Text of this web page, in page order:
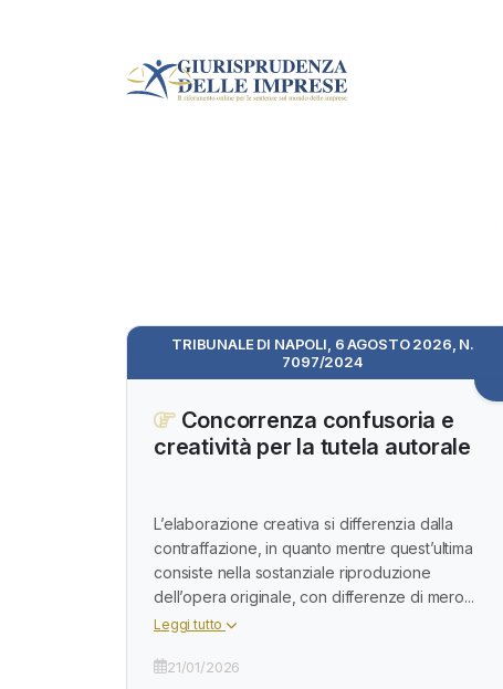
TRIBUNALE DI NAPOLI, 6 AGOSTO 2026, N.
7097/2024
Concorrenza confusoria e
creatività per la tutela autorale
L’elaborazione creativa si differenzia dalla
contraffazione, in quanto mentre quest’ultima
consiste nella sostanziale riproduzione
dell’opera originale, con differenze di mero...
Leggi tutto
21/01/2026